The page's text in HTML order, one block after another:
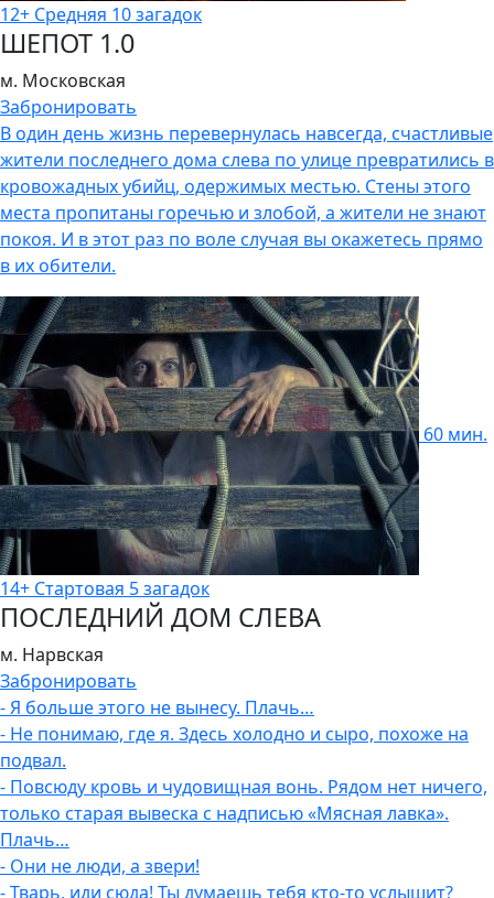
12+ Cредняя 10 загадок
ШЕПОТ 1.0
м. Московская
Забронировать
В один день жизнь перевернулась навсегда, счастливые
жители последнего дома слева по улице превратились в
кровожадных убийц, одержимых местью. Стены этого
места пропитаны горечью и злобой, а жители не знают
покоя. И в этот раз по воле случая вы окажетесь прямо
в их обители.
60 мин.
14+ Стартовая 5 загадок
ПОСЛЕДНИЙ ДОМ СЛЕВА
м. Нарвская
Забронировать
- Я больше этого не вынесу. Плачь…
- Не понимаю, где я. Здесь холодно и сыро, похоже на
подвал.
- Повсюду кровь и чудовищная вонь. Рядом нет ничего,
только старая вывеска с надписью «Мясная лавка».
Плачь…
- Они не люди, а звери!
- Тварь, иди сюда! Ты думаешь тебя кто-то услышит?